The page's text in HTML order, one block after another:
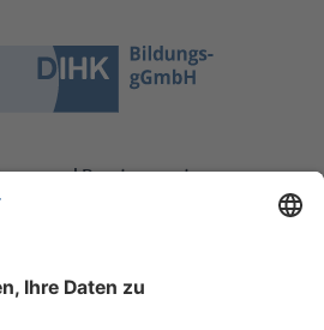
und Beratung unter: